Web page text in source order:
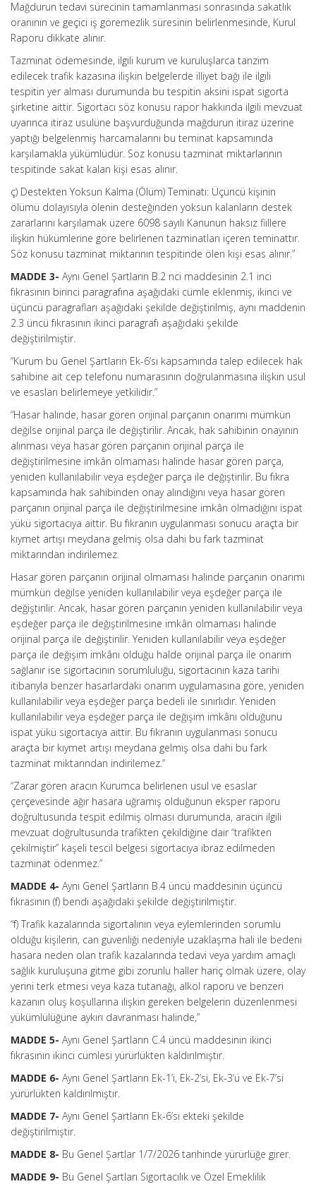
Mağdurun tedavi sürecinin tamamlanması sonrasında sakatlık
oranının ve geçici iş göremezlik süresinin belirlenmesinde, Kurul
Raporu dikkate alınır.
Tazminat ödemesinde, ilgili kurum ve kuruluşlarca tanzim
edilecek trafik kazasına ilişkin belgelerde illiyet bağı ile ilgili
tespitin yer alması durumunda bu tespitin aksini ispat sigorta
şirketine aittir. Sigortacı söz konusu rapor hakkında ilgili mevzuat
uyarınca itiraz usulüne başvurduğunda mağdurun itiraz üzerine
yaptığı belgelenmiş harcamalarını bu teminat kapsamında
karşılamakla yükümlüdür. Söz konusu tazminat miktarlarının
tespitinde sakat kalan kişi esas alınır.
ç) Destekten Yoksun Kalma (Ölüm) Teminatı: Üçüncü kişinin
ölümü dolayısıyla ölenin desteğinden yoksun kalanların destek
zararlarını karşılamak üzere 6098 sayılı Kanunun haksız fiillere
ilişkin hükümlerine göre belirlenen tazminatları içeren teminattır.
Söz konusu tazminat miktarının tespitinde ölen kişi esas alınır.”
MADDE 3- Aynı Genel Şartların B.2 nci maddesinin 2.1 inci
fıkrasının birinci paragrafına aşağıdaki cümle eklenmiş, ikinci ve
üçüncü paragrafları aşağıdaki şekilde değiştirilmiş, aynı maddenin
2.3 üncü fıkrasının ikinci paragrafı aşağıdaki şekilde
değiştirilmiştir.
“Kurum bu Genel Şartların Ek-6’sı kapsamında talep edilecek hak
sahibine ait cep telefonu numarasının doğrulanmasına ilişkin usul
ve esasları belirlemeye yetkilidir.”
“Hasar halinde, hasar gören orijinal parçanın onarımı mümkün
değilse orijinal parça ile değiştirilir. Ancak, hak sahibinin onayının
alınması veya hasar gören parçanın orijinal parça ile
değiştirilmesine imkân olmaması halinde hasar gören parça,
yeniden kullanılabilir veya eşdeğer parça ile değiştirilir. Bu fıkra
kapsamında hak sahibinden onay alındığını veya hasar gören
parçanın orijinal parça ile değiştirilmesine imkân olmadığını ispat
yükü sigortacıya aittir. Bu fıkranın uygulanması sonucu araçta bir
kıymet artışı meydana gelmiş olsa dahi bu fark tazminat
miktarından indirilemez.
Hasar gören parçanın orijinal olmaması halinde parçanın onarımı
mümkün değilse yeniden kullanılabilir veya eşdeğer parça ile
değiştirilir. Ancak, hasar gören parçanın yeniden kullanılabilir veya
eşdeğer parça ile değiştirilmesine imkân olmaması halinde
orijinal parça ile değiştirilir. Yeniden kullanılabilir veya eşdeğer
parça ile değişim imkânı olduğu halde orijinal parça ile onarım
sağlanır ise sigortacının sorumluluğu, sigortacının kaza tarihi
itibarıyla benzer hasarlardaki onarım uygulamasına göre, yeniden
kullanılabilir veya eşdeğer parça bedeli ile sınırlıdır. Yeniden
kullanılabilir veya eşdeğer parça ile değişim imkânı olduğunu
ispat yükü sigortacıya aittir. Bu fıkranın uygulanması sonucu
araçta bir kıymet artışı meydana gelmiş olsa dahi bu fark
tazminat miktarından indirilemez.”
“Zarar gören aracın Kurumca belirlenen usul ve esaslar
çerçevesinde ağır hasara uğramış olduğunun eksper raporu
doğrultusunda tespit edilmiş olması durumunda, aracın ilgili
mevzuat doğrultusunda trafikten çekildiğine dair “trafikten
çekilmiştir” kaşeli tescil belgesi sigortacıya ibraz edilmeden
tazminat ödenmez.”
MADDE 4- Aynı Genel Şartların B.4 üncü maddesinin üçüncü
fıkrasının (f) bendi aşağıdaki şekilde değiştirilmiştir.
“f) Trafik kazalarında sigortalının veya eylemlerinden sorumlu
olduğu kişilerin, can güvenliği nedeniyle uzaklaşma hali ile bedeni
hasara neden olan trafik kazalarında tedavi veya yardım amaçlı
sağlık kuruluşuna gitme gibi zorunlu haller hariç olmak üzere, olay
yerini terk etmesi veya kaza tutanağı, alkol raporu ve benzeri
kazanın oluş koşullarına ilişkin gereken belgelerin düzenlenmesi
yükümlülüğüne aykırı davranması halinde,”
MADDE 5- Aynı Genel Şartların C.4 üncü maddesinin ikinci
fıkrasının ikinci cümlesi yürürlükten kaldırılmıştır.
MADDE 6- Aynı Genel Şartların Ek-1’i, Ek-2’si, Ek-3’ü ve Ek-7’si
yürürlükten kaldırılmıştır.
MADDE 7- Aynı Genel Şartların Ek-6’sı ekteki şekilde
değiştirilmiştir.
MADDE 8- Bu Genel Şartlar 1/7/2026 tarihinde yürürlüğe girer.
MADDE 9- Bu Genel Şartları Sigortacılık ve Özel Emeklilik